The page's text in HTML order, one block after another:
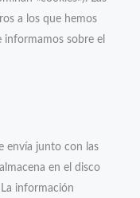
a los que hemos
sobre el
envía junto con las
en el disco
información